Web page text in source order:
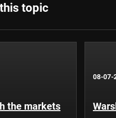
topic
the markets
08-07-